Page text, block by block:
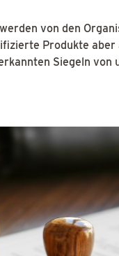
von den
Produkte aber
Siegeln